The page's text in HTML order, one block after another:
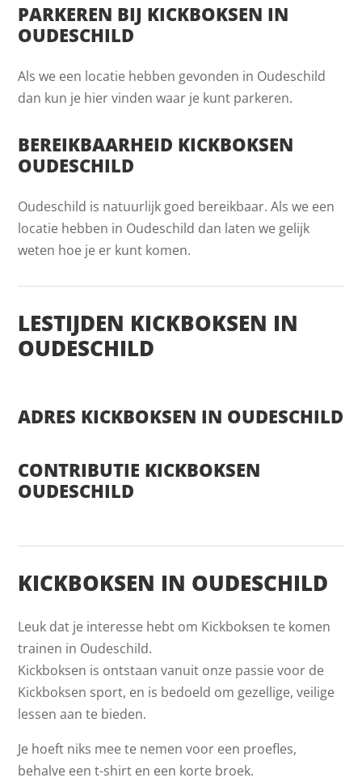
PARKEREN BIJ KICKBOKSEN IN
OUDESCHILD
Als we een locatie hebben gevonden in Oudeschild
dan kun je hier vinden waar je kunt parkeren.
BEREIKBAARHEID KICKBOKSEN
OUDESCHILD
Oudeschild is natuurlijk goed bereikbaar. Als we een
locatie hebben in Oudeschild dan laten we gelijk
weten hoe je er kunt komen.
LESTIJDEN KICKBOKSEN IN
OUDESCHILD
ADRES KICKBOKSEN IN OUDESCHILD
CONTRIBUTIE KICKBOKSEN
OUDESCHILD
KICKBOKSEN IN OUDESCHILD
Leuk dat je interesse hebt om Kickboksen te komen
trainen in Oudeschild.
Kickboksen is ontstaan vanuit onze passie voor de
Kickboksen sport, en is bedoeld om gezellige, veilige
lessen aan te bieden.
Je hoeft niks mee te nemen voor een proefles,
behalve een t-shirt en een korte broek.